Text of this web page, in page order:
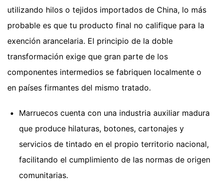
utilizando hilos o tejidos importados de China, lo más
probable es que tu producto final no califique para la
exención arancelaria. El principio de la doble
transformación exige que gran parte de los
componentes intermedios se fabriquen localmente o
en países firmantes del mismo tratado.
Marruecos cuenta con una industria auxiliar madura
que produce hilaturas, botones, cartonajes y
servicios de tintado en el propio territorio nacional,
facilitando el cumplimiento de las normas de origen
comunitarias.